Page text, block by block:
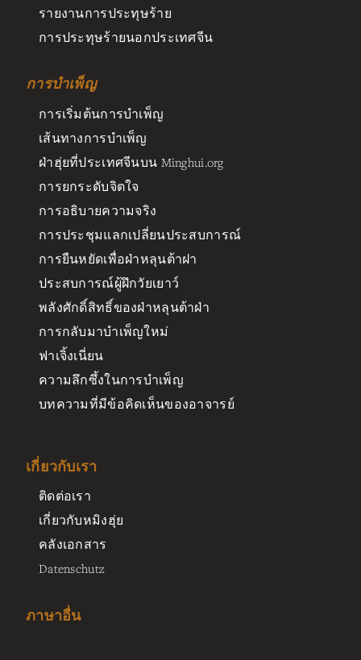
รายงานการประทุษร้าย
การประทุษร้ายนอกประเทศจีน
การบำเพ็ญ
การเริ่มต้นการบำเพ็ญ
เส้นทางการบำเพ็ญ
ฝ่าฮุ่ยที่ประเทศจีนบน Minghui.org
การยกระดับจิตใจ
การอธิบายความจริง
การประชุมแลกเปลี่ยนประสบการณ์
การยืนหยัดเพื่อฝ่าหลุนต้าฝา
ประสบการณ์ผู้ฝึกวัยเยาว์
พลังศักดิ์สิทธิ์ของฝ่าหลุนต้าฝ่า
การกลับมาบำเพ็ญใหม่
ฟาเจิ้งเนี่ยน
ความลึกซึ้งในการบำเพ็ญ
บทความที่มีข้อคิดเห็นของอาจารย์
เกี่ยวกับเรา
ติดต่อเรา
เกี่ยวกับหมิงฮุ่ย
คลังเอกสาร
Datenschutz
ภาษาอื่น